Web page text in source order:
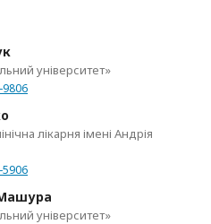
університет»
лікарня імені Андрія
університет»